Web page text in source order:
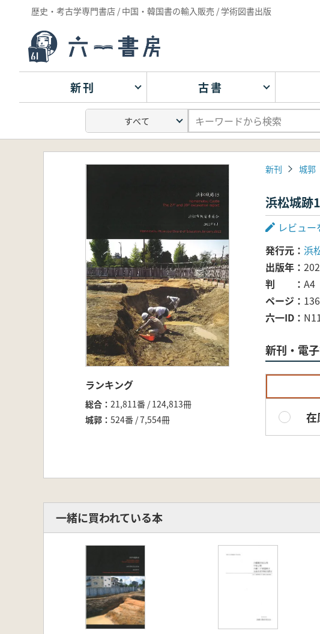
歴史・考古学専門書店 / 中国・韓国書の輸入販売 / 学術図書出版
新刊 古書
ランキング
総合
21,811番 / 124,813冊
城郭
524番 / 7,554冊
新刊 城郭
浜松城跡
レビュー
発行元
浜
出版年
判
A4
ページ
六一ID
新刊・電
在
一緒に買われている本